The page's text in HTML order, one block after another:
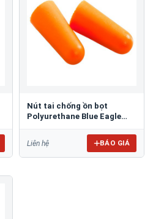
Nút tai chống ồn bọt
Polyurethane Blue Eagle
Liên hệ BÁO GIÁ